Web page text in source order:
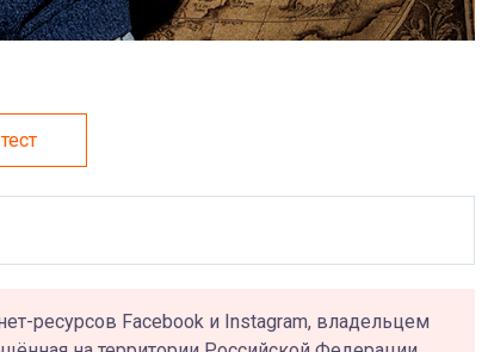
ресурсов Facebook и Instagram, владельцем